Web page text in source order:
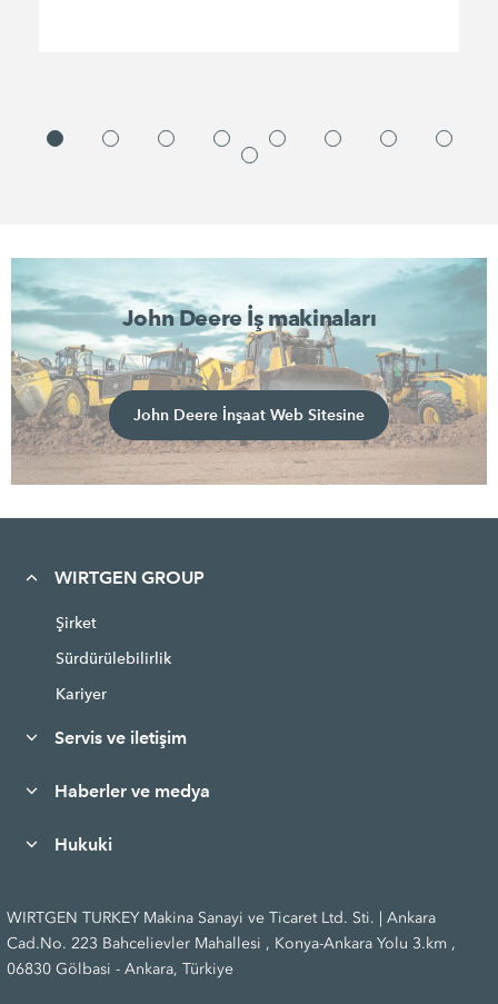
John Deere İş makinaları
John Deere İnşaat Web Sitesine
WIRTGEN GROUP
Şirket
Sürdürülebilirlik
Kariyer
Servis ve iletişim
Haberler ve medya
Hukuki
WIRTGEN TURKEY Makina Sanayi ve Ticaret Ltd. Sti. | Ankara
Cad.No. 223 Bahcelievler Mahallesi , Konya-Ankara Yolu 3.km ,
06830 Gölbasi - Ankara, Türkiye